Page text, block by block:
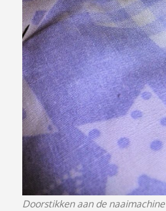
Doorstikken aan de naaimachine